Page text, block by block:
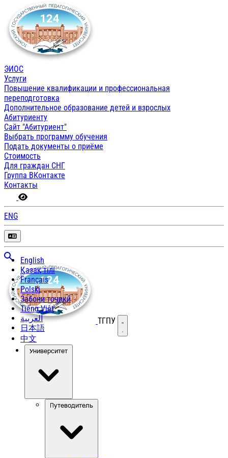
ЭИОС
Услуги
Повышение квалификации и профессиональная
переподготовка
Дополнительное образование детей и взрослых
Абитуриенту
Сайт "Абитуриент"
Выбрать программу обучения
Подать документы о приёме
Стоимость
Для граждан СНГ
Группа ВКонтакте
Контакты
ENG
English
Қазақ тілі
Français
Polski
Забони тоҷикӣ
Tiếng Việt
العربية
日本語
中文
ТГПУ Открыть меню
Университет
Путеводитель